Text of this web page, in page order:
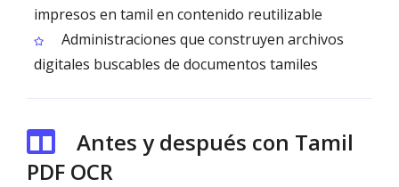
impresos en tamil en contenido reutilizable
Administraciones que construyen archivos
digitales buscables de documentos tamiles
Antes y después con Tamil
PDF OCR